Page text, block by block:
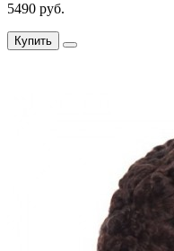
5490 руб.
Купить